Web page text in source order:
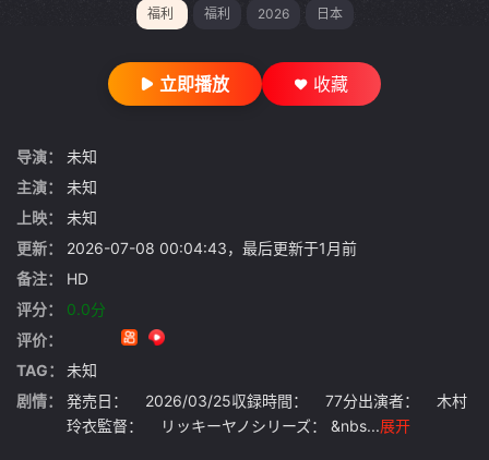
福利 福利 2026 日本
立即播放 收藏
导演：
未知
主演：
未知
上映：
未知
更新：
2026-07-08 00:04:43，最后更新于1月前
备注：
HD
评分：
0.0分
评价：
TAG：
未知
剧情：
発売日： 2026/03/25収録時間： 77分出演者： 木村
玲衣監督： リッキーヤノシリーズ： &nbs...展开